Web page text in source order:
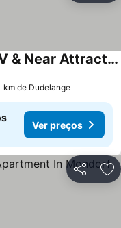
Modern Loft with Washer, TV & Near Attractions
km de Dudelange
Ver preços
Partilhar